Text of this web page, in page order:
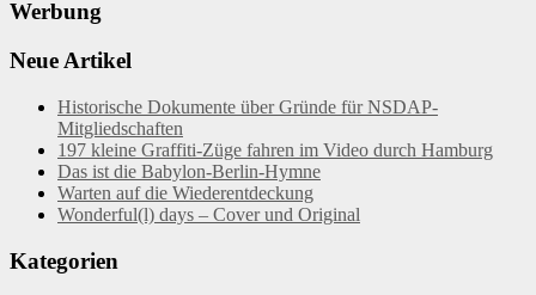
Werbung
Neue Artikel
Historische Dokumente über Gründe für NSDAP-
Mitgliedschaften
197 kleine Graffiti-Züge fahren im Video durch Hamburg
Das ist die Babylon-Berlin-Hymne
Warten auf die Wiederentdeckung
Wonderful(l) days – Cover und Original
Kategorien